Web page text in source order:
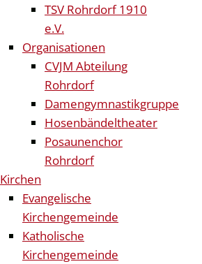
TSV Rohrdorf 1910
e.V.
Organisationen
CVJM Abteilung
Rohrdorf
Damengymnastikgruppe
Hosenbändeltheater
Posaunenchor
Rohrdorf
Kirchen
Evangelische
Kirchengemeinde
Katholische
Kirchengemeinde